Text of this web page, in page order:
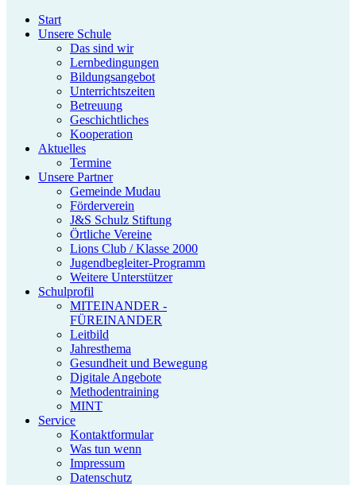
Start
Unsere Schule
Das sind wir
Lernbedingungen
Bildungsangebot
Unterrichtszeiten
Betreuung
Geschichtliches
Kooperation
Aktuelles
Termine
Unsere Partner
Gemeinde Mudau
Förderverein
J&S Schulz Stiftung
Örtliche Vereine
Lions Club / Klasse 2000
Jugendbegleiter-Programm
Weitere Unterstützer
Schulprofil
MITEINANDER -
FÜREINANDER
Leitbild
Jahresthema
Gesundheit und Bewegung
Digitale Angebote
Methodentraining
MINT
Service
Kontaktformular
Was tun wenn
Impressum
Datenschutz